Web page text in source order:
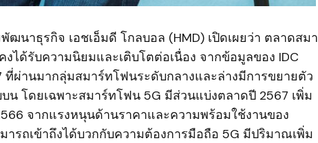
นาธุรกิจ เอชเอ็มดี โกลบอล (HMD) เปิดเผยว่า ตลาดสมา
ได้รับความนิยมและเติบโตต่อเนื่อง จากข้อมูลของ IDC
ที่ผ่านมากลุ่มสมาร์ทโฟนระดับกลางและล่างมีการขยายตัว
น โดยเฉพาะสมาร์ทโฟน 5G มีส่วนแบ่งตลาดปี 2567 เพิ่ม
จากแรงหนุนด้านราคาและความพร้อมใช้งานของ
ารถเข้าถึงได้บวกกับความต้องการมือถือ 5G มีปริมาณเพิ่ม